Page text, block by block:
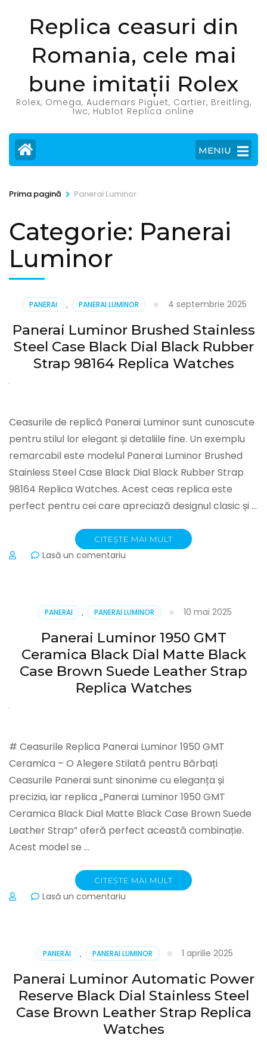
Replica ceasuri din
Romania, cele mai
bune imitații Rolex
Rolex, Omega, Audemars Piguet, Cartier, Breitling,
Iwc, Hublot Replica online
MENIU
Prima pagină > Panerai Luminor
Categorie: Panerai
Luminor
PANERAI , PANERAI LUMINOR 4 septembrie 2025
Panerai Luminor Brushed Stainless
Steel Case Black Dial Black Rubber
Strap 98164 Replica Watches
Ceasurile de replică Panerai Luminor sunt cunoscute
pentru stilul lor elegant și detaliile fine. Un exemplu
remarcabil este modelul Panerai Luminor Brushed
Stainless Steel Case Black Dial Black Rubber Strap
98164 Replica Watches. Acest ceas replica este
perfect pentru cei care apreciază designul clasic și …
CITEȘTE MAI MULT
Lasă un comentariu
Stainless
Steel
Case
Black
Dial
Black
Rubber
Strap
PANERAI , PANERAI LUMINOR 10 mai 2025
Panerai Luminor 1950 GMT
Ceramica Black Dial Matte Black
Case Brown Suede Leather Strap
Replica Watches
# Ceasurile Replica Panerai Luminor 1950 GMT
Ceramica – O Alegere Stilată pentru Bărbați
Ceasurile Panerai sunt sinonime cu eleganța și
precizia, iar replica „Panerai Luminor 1950 GMT
Ceramica Black Dial Matte Black Case Brown Suede
Leather Strap” oferă perfect această combinație.
Acest model se …
CITEȘTE MAI MULT
Lasă un comentariu
GMT
Ceramica
Black
Dial
Matte
Black
Case
Brown
PANERAI , PANERAI LUMINOR 1 aprilie 2025
Panerai Luminor Automatic Power
Reserve Black Dial Stainless Steel
Case Brown Leather Strap Replica
Watches